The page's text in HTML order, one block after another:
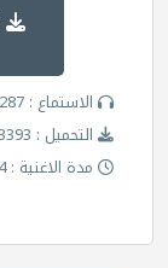
الاستماع : 4287 مرة
التحميل : 3393 مرة
مدة الاغنية : 4 دقائق 43 ثانية